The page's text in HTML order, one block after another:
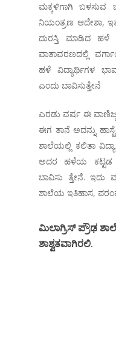
ಮಕ್ಕಳಿಗಾಗಿ ಬಳಸುವ
ನಿಯಂತ್ರಣ ಆದೇಶಾ,
ದುರಸ್ತಿ ಮಾಡಿದ ಹಳೆ
ವಾತಾವರಣದಲ್ಲಿ
ಹಳೆ ವಿದ್ಯಾರ್ಥಿಗಳ
ಎಂದು ಬಾವಿಸುತ್ತೇನೆ
ಎರಡು ವರ್ಷ ಈ
ಈಗ ತಾನೆ ಅದನ್ನು
ಶಾಲೆಯಲ್ಲಿ ಕಲಿತಾ
ಅದರ ಹಳೆಯ ಕಟ್ಟಡ
ಬಾವಿಸು ತ್ತೇನೆ. ಇದು
ಶಾಲೆಯ ಇತಿಹಾಸ,
ಮಿಲಾಗ್ರಿಸ್ ಪ್ರೌಢ
ಶಾಶ್ವತವಾಗಿರಲಿ.